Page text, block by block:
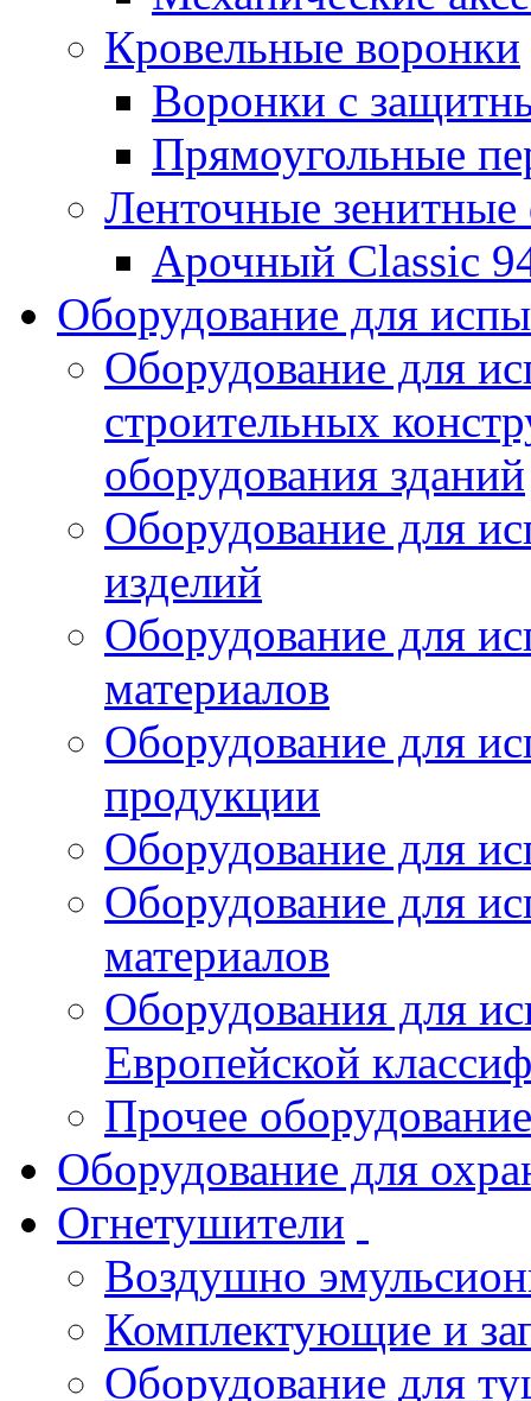
Кровельные воронки
Воронки с
Прямоугольные
Ленточные
Арочный Classic
Оборудование для
Оборудование для
строительных
оборудования зданий
Оборудование для
изделий
Оборудование для
материалов
Оборудование для
продукции
Оборудование для
Оборудование для
материалов
Оборудования для
Европейской
Прочее оборудование
Оборудование для
Огнетушители
Воздушно
Комплектующие и
Оборудование для